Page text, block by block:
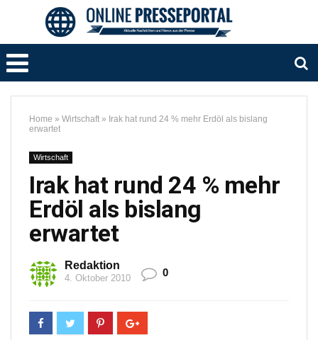
Home » Wirtschaft » Irak hat rund 24 % mehr Erdöl als bislang
erwartet
Wirtschaft
Irak hat rund 24 % mehr
Erdöl als bislang
erwartet
Redaktion
4. Oktober 2010 0